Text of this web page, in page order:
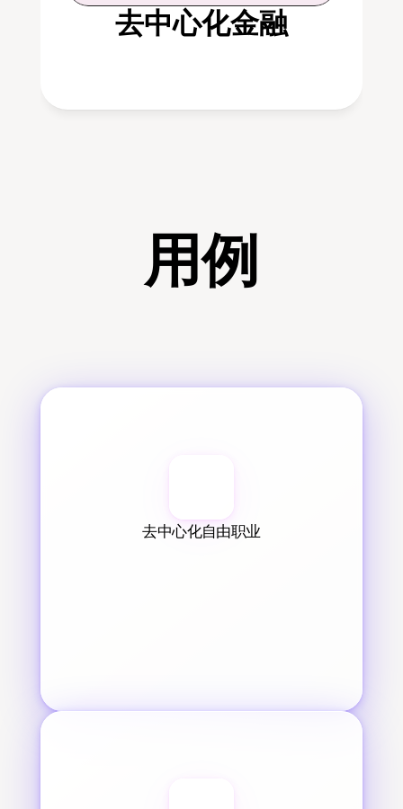
去中心化金融
用例
去中心化自由职业